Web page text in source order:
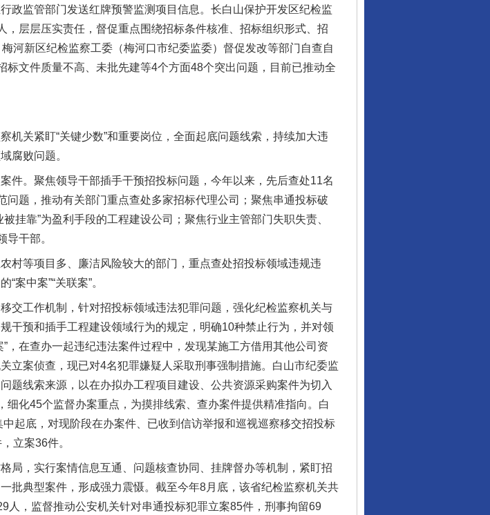
政监管部门发送红牌预警监测项目信息。长白山保护开发区纪检监
，层层压实责任，督促重点围绕招标条件核准、招标组织形式、招
河新区纪检监察工委（梅河口市纪委监委）督促发改等部门自查自
标文件质量不高、未批先建等4个方面48个突出问题，目前已推动全
关紧盯“关键少数”和重要岗位，全面起底问题线索，持续加大违
腐败问题。
。聚焦领导干部插手干预招投标问题，今年以来，先后查处11名
问题，推动有关部门重点查处多家招标代理公司；聚焦串通投标破
挂靠”为盈利手段的工程建设公司；聚焦行业主管部门失职失责、
导干部。
等项目多、廉洁风险较大的部门，重点查处招投标领域违规违
案中案”“关联案”。
工作机制，针对招投标领域违法犯罪问题，强化纪检监察机关与
干预和插手工程建设领域行为的规定，明确10种禁止行为，并对领
，在查办一起违纪违法案件过程中，发现某施工方借用其他公司资
立案侦查，现已对4名犯罪嫌疑人采取刑事强制措施。白山市纪委监
题线索来源，以在办拟办工程项目建设、公共资源采购案件为切入
细化45个监督办案重点，为摸排线索、查办案件提供精准指向。白
起底，对现阶段在办案件、已收到信访举报和巡视巡察移交招投标
立案36件。
，实行案情信息互通、问题核查协同、挂牌督办等机制，紧盯招
批典型案件，形成强力震慑。截至今年8月底，该省纪检监察机关共
，监督推动公安机关针对串通投标犯罪立案85件，刑事拘留69